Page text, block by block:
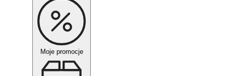
Moje promocje